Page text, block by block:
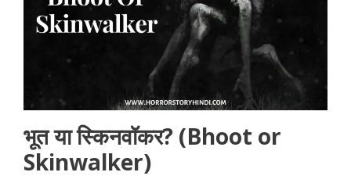
भूत या स्किनवॉकर? (Bhoot or
Skinwalker)